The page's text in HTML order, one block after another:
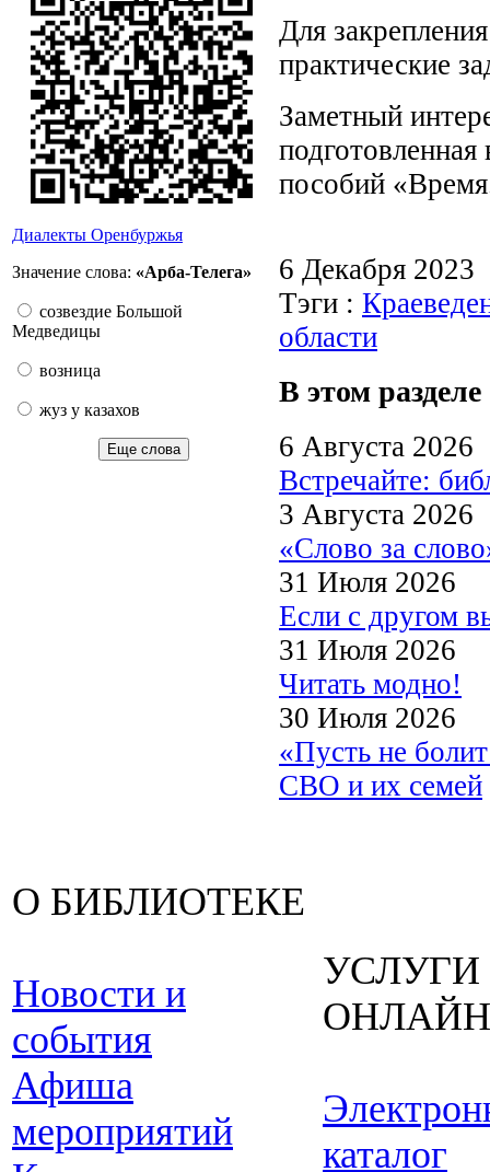
Диалекты Оренбуржья
Значение слова: «Арба-Телега»
созвездие Большой
Медведицы
возница
жуз у казахов
Еще слова
Для
практические
Заметный
пособий
6 Декабря
Тэги :
области
В этом разделе
6 Августа 2026
Встречайте:
3 Августа 2026
«Слово за
31 Июля 2026
Если с другом
31 Июля 2026
Читать модно!
30 Июля 2026
«Пусть не
СВО и их семей
О БИБЛИОТЕКЕ
Новости и
события
Афиша
мероприятий
УСЛУГИ
ОНЛАЙН
каталог